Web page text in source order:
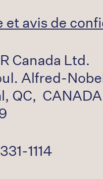
et avis de
Canada Ltd.
Alfred-
QC, CANADA
1114